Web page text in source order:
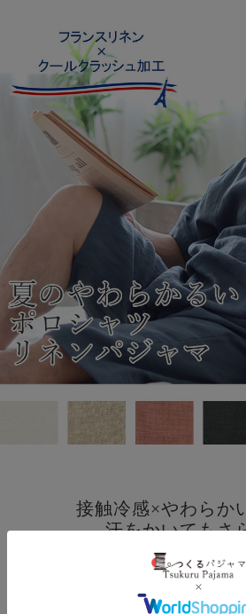
接触冷感×やわらか
汗をかいてもさ
フランスリネンパ
上品な光沢と清涼感